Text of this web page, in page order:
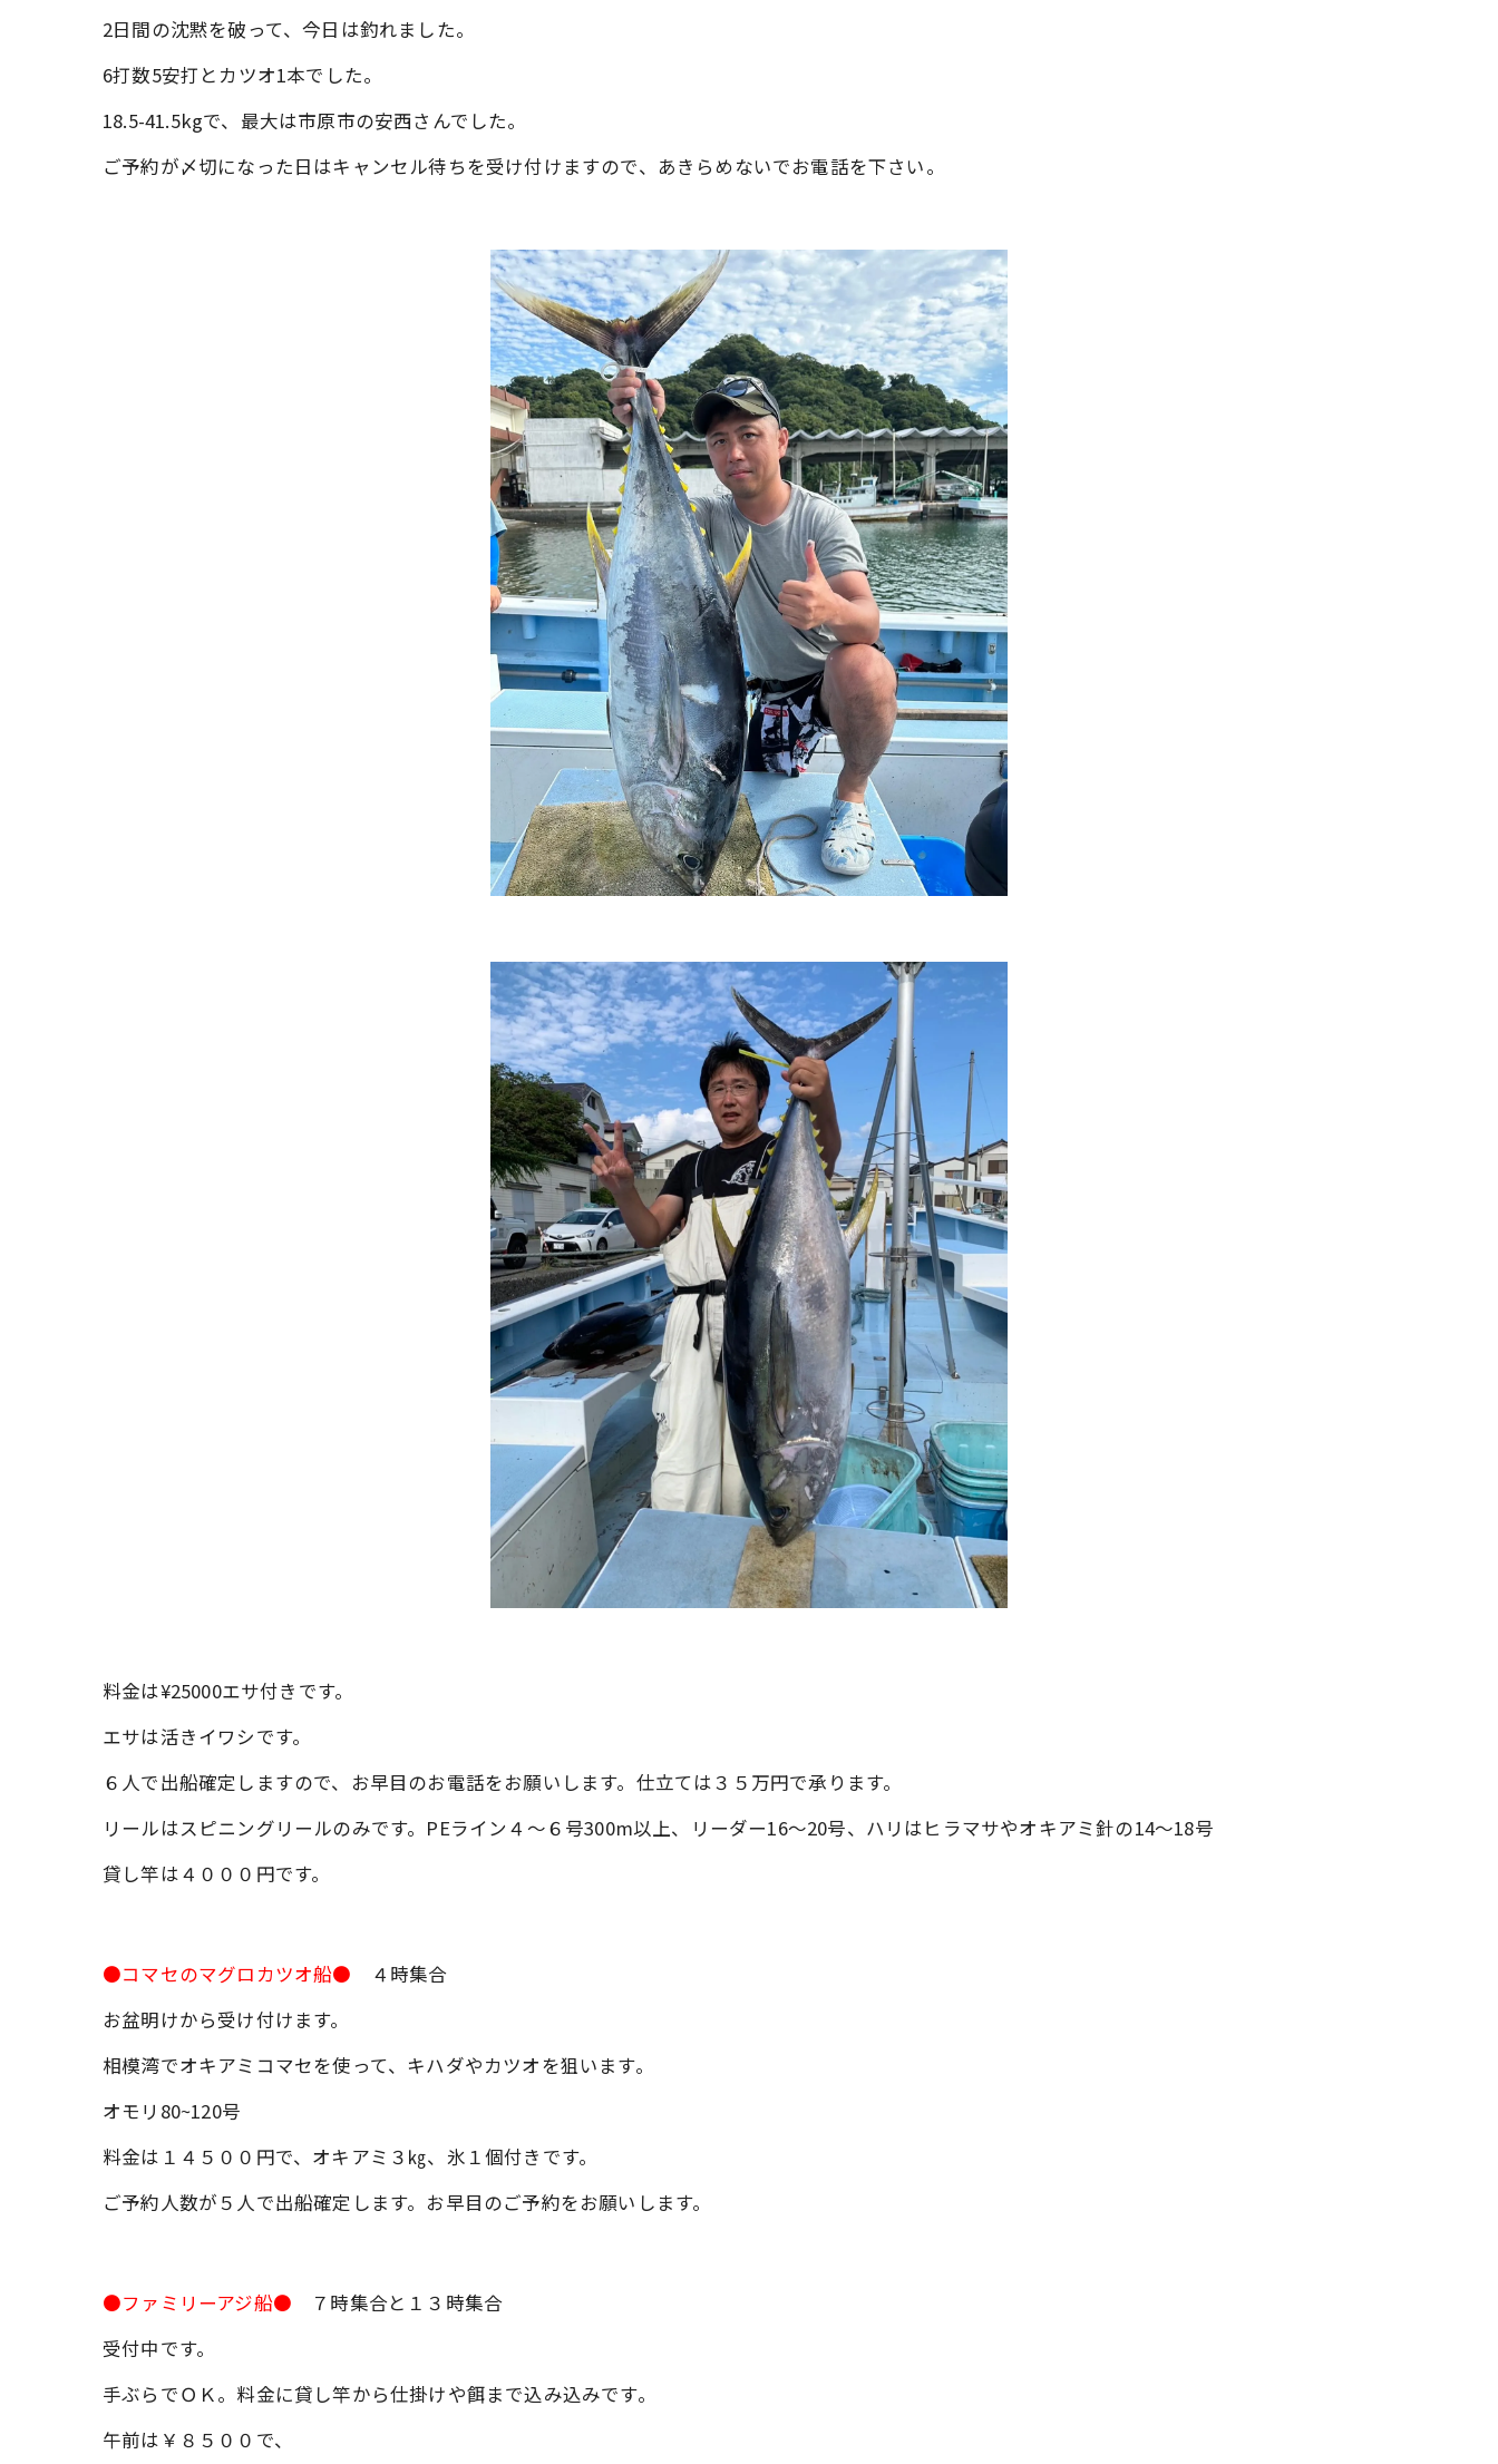
2日間の沈黙を破って、今日は釣れました。
6打数5安打とカツオ1本でした。
18.5-41.5kgで、最大は市原市の安西さんでした。
ご予約が〆切になった日はキャンセル待ちを受け付けますので、あきらめないでお電話を下さい。
料金は¥25000エサ付きです。
エサは活きイワシです。
６人で出船確定しますので、お早目のお電話をお願いします。仕立ては３５万円で承ります。
リールはスピニングリールのみです。PEライン４～６号300m以上、リーダー16～20号、ハリはヒラマサやオキアミ針の14～18号
貸し竿は４０００円です。
●コマセのマグロカツオ船● ４時集合
お盆明けから受け付けます。
相模湾でオキアミコマセを使って、キハダやカツオを狙います。
オモリ80~120号
料金は１４５００円で、オキアミ３㎏、氷１個付きです。
ご予約人数が５人で出船確定します。お早目のご予約をお願いします。
●ファミリーアジ船● ７時集合と１３時集合
受付中です。
手ぶらでＯＫ。料金に貸し竿から仕掛けや餌まで込み込みです。
午前は￥８５００で、